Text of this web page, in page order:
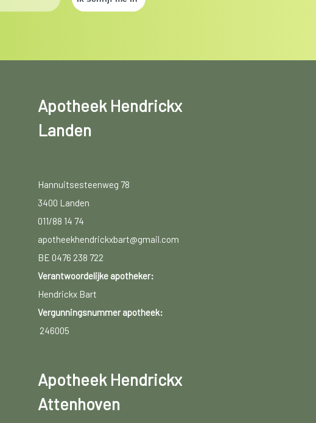
Apotheek Hendrickx
Landen
Hannuitsesteenweg 78
3400 Landen
011/88 14 74
apotheekhendrickxbart@gmail.com
BE 0476 238 722
Verantwoordelijke apotheker:
Hendrickx Bart
Vergunningsnummer apotheek:
246005
Apotheek Hendrickx
Attenhoven